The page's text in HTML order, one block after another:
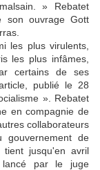
» Rebatet
ouvrage Gott
les plus virulents,
les plus infâmes,
certains de ses
publié le 28
». Rebatet
en compagnie de
collaborateurs
gouvernement de
jusqu'en avril
par le juge